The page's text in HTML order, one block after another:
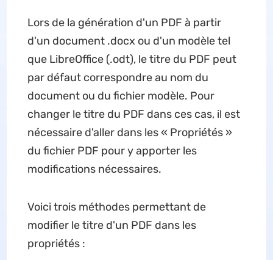
Lors de la génération d'un PDF à partir
d'un document .docx ou d'un modèle tel
que LibreOffice (.odt), le titre du PDF peut
par défaut correspondre au nom du
document ou du fichier modèle. Pour
changer le titre du PDF dans ces cas, il est
nécessaire d'aller dans les « Propriétés »
du fichier PDF pour y apporter les
modifications nécessaires.
Voici trois méthodes permettant de
modifier le titre d'un PDF dans les
propriétés :